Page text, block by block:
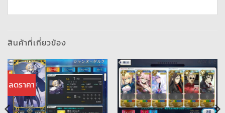
สินค้าที่เกี่ยวข้อง
ลดราคา